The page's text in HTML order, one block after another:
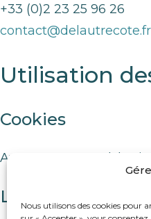
Nous utilisons des cookies pour
+33 (0)2 23 25 96 26
contact@delautrecote.fr
Utilisation
Cookies
Avec votre accord, le site
Législation